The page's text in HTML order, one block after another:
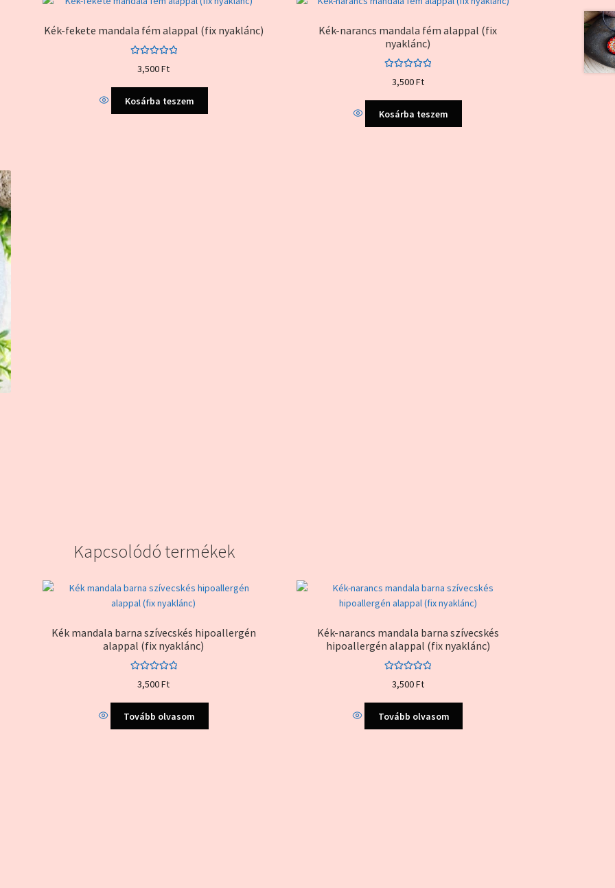
Kék-fekete mandala fém alappal (fix nyaklánc)
5.00 / 5
3,500Ft
Kosárba teszem
Kék-narancs mandala fém alappal (fix
nyaklánc)
5.00 / 5
3,500Ft
Kosárba teszem
Kapcsolódó termékek
Kék mandala barna szívecskés hipoallergén
alappal (fix nyaklánc)
5.00 / 5
3,500Ft
Tovább olvasom
Kék-narancs mandala barna szívecskés
hipoallergén alappal (fix nyaklánc)
5.00 / 5
3,500Ft
Tovább olvasom